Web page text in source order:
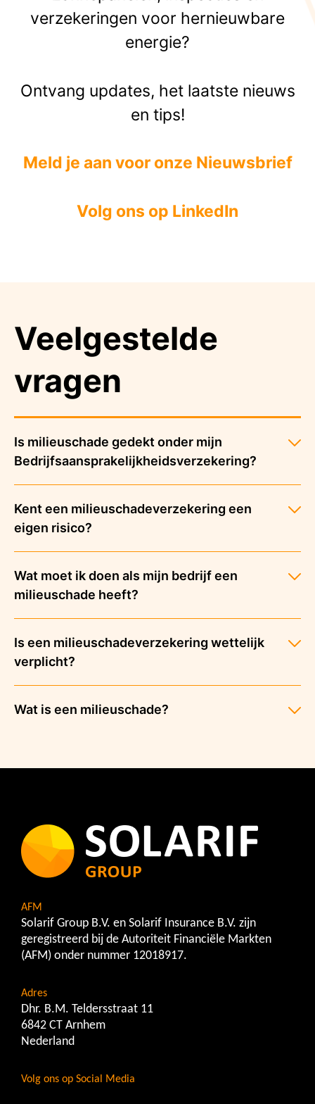
verzekeringen voor hernieuwbare
energie?
Ontvang updates, het laatste nieuws
en tips!
Meld je aan voor onze Nieuwsbrief
Volg ons op LinkedIn
Veelgestelde
vragen
Is milieuschade gedekt onder mijn
Bedrijfsaansprakelijkheidsverzekering?
Kent een milieuschadeverzekering een
eigen risico?
Wat moet ik doen als mijn bedrijf een
milieuschade heeft?
Is een milieuschadeverzekering wettelijk
verplicht?
Wat is een milieuschade?
AFM
Solarif Group B.V. en Solarif Insurance B.V. zijn
geregistreerd bij de Autoriteit Financiële Markten
(AFM) onder nummer 12018917.
Adres
Dhr. B.M. Teldersstraat 11
6842 CT Arnhem
Nederland
Volg ons op Social Media